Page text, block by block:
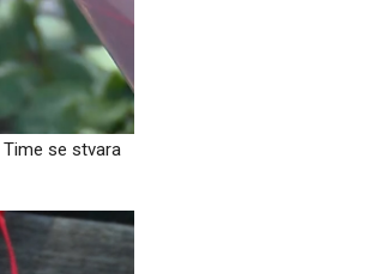
se stvara